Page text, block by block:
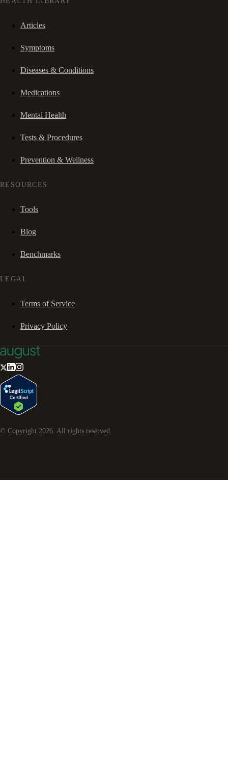
Articles
Symptoms
Diseases & Conditions
Medications
Mental Health
Tests & Procedures
Prevention & Wellness
RESOURCES
Tools
Blog
Benchmarks
LEGAL
Terms of Service
Privacy Policy
© Copyright 2026. All rights reserved.